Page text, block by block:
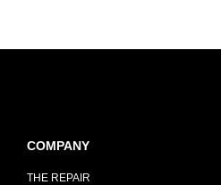
COMPANY
THE REPAIR